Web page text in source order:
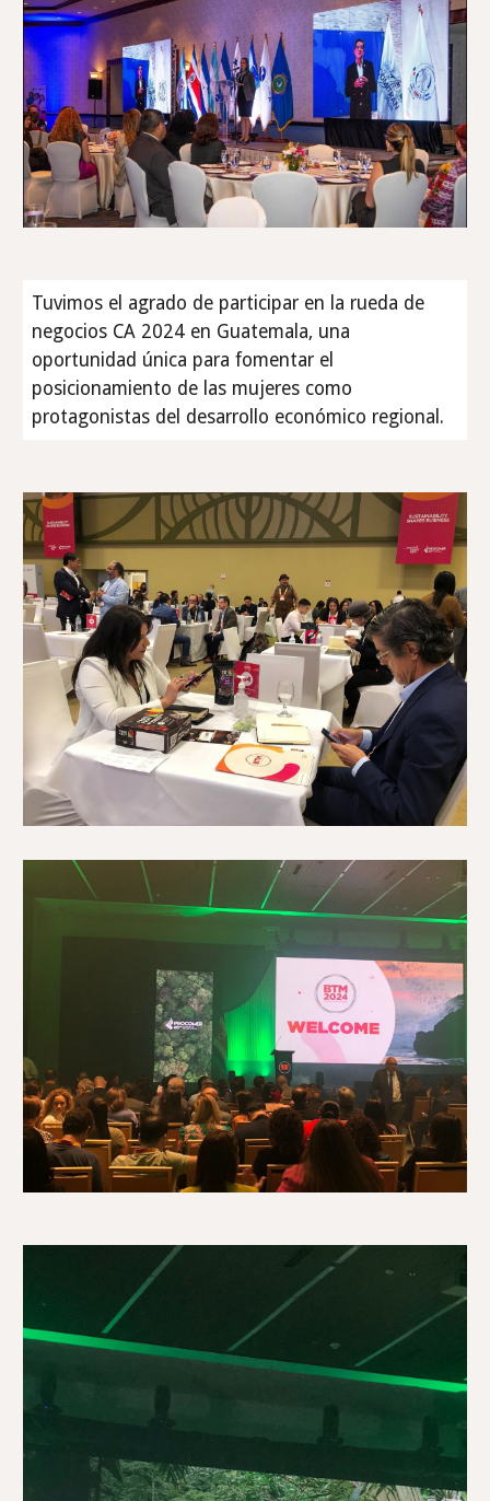
Tuvimos el agrado de participar en la rueda de
negocios CA 2024 en Guatemala, una
oportunidad única para fomentar el
posicionamiento de las mujeres como
protagonistas del desarrollo económico regional.